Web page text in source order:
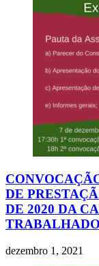
DE
DE 2020 DA
dezembro 1, 2021